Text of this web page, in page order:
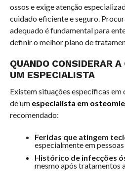
ossos e exige atenção
cuidado eficiente e seguro.
adequado é fundamental para
definir o melhor plano de
QUANDO CONSIDERAR A
UM ESPECIALISTA
Existem situações específicas em
de um especialista em
recomendado:
Feridas que atingem
especialmente em
Histórico de infecções
mesmo após tratamentos